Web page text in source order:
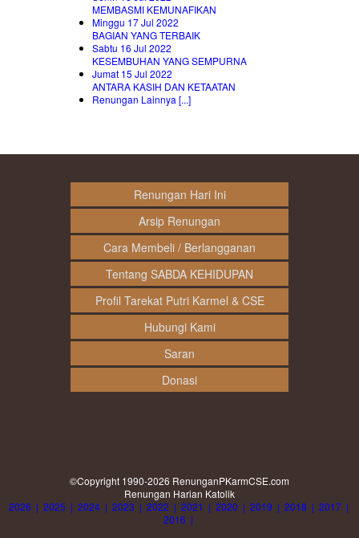
MEMBASMI KEMUNAFIKAN
Minggu 17 Jul 2022
BAGIAN YANG TERBAIK
Sabtu 16 Jul 2022
KESEMBUHAN YANG SEMPURNA
Jumat 15 Jul 2022
ANTARA KASIH DAN KETAATAN
Renungan Lainnya [...]
Renungan Hari Ini
Arsip Renungan
Cara Membeli / Berlangganan
Tentang SABDA KEHIDUPAN
Profil Tarekat Putri Karmel & CSE
Hubungi Kami
Saran
Donasi
©Copyright 1990-2026 RenunganPKarmCSE.com
Renungan Harian Katolik
2026 | 2025 | 2024 | 2023 | 2022 | 2021 | 2020 | 2019 | 2018 | 2017 |
2016 |